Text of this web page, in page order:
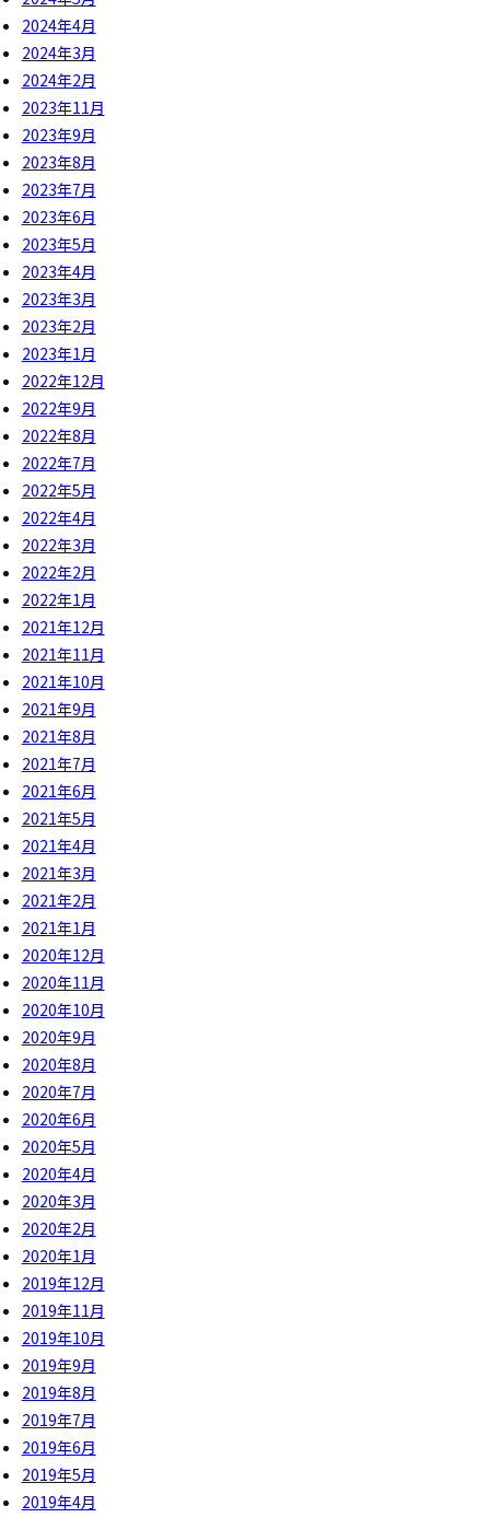
2024年4月
2024年3月
2024年2月
2023年11月
2023年9月
2023年8月
2023年7月
2023年6月
2023年5月
2023年4月
2023年3月
2023年2月
2023年1月
2022年12月
2022年9月
2022年8月
2022年7月
2022年5月
2022年4月
2022年3月
2022年2月
2022年1月
2021年12月
2021年11月
2021年10月
2021年9月
2021年8月
2021年7月
2021年6月
2021年5月
2021年4月
2021年3月
2021年2月
2021年1月
2020年12月
2020年11月
2020年10月
2020年9月
2020年8月
2020年7月
2020年6月
2020年5月
2020年4月
2020年3月
2020年2月
2020年1月
2019年12月
2019年11月
2019年10月
2019年9月
2019年8月
2019年7月
2019年6月
2019年5月
2019年4月